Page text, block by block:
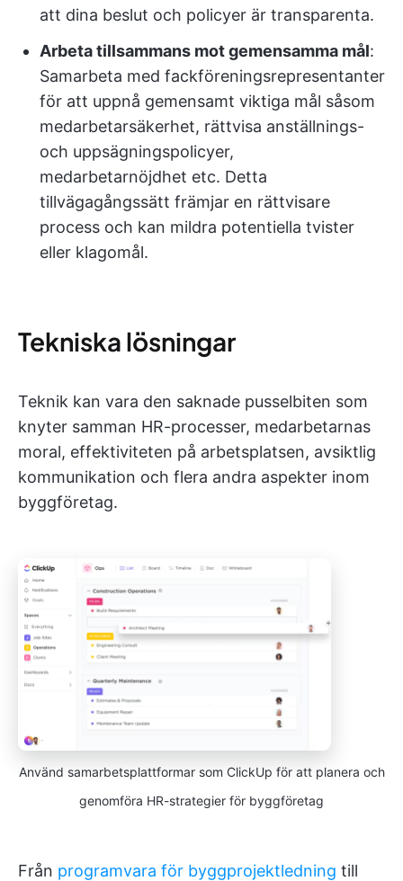
att dina beslut och policyer är transparenta.
Arbeta tillsammans mot gemensamma mål:
Samarbeta med fackföreningsrepresentanter
för att uppnå gemensamt viktiga mål såsom
medarbetarsäkerhet, rättvisa anställnings-
och uppsägningspolicyer,
medarbetarnöjdhet etc. Detta
tillvägagångssätt främjar en rättvisare
process och kan mildra potentiella tvister
eller klagomål.
Tekniska lösningar
Teknik kan vara den saknade pusselbiten som
knyter samman HR-processer, medarbetarnas
moral, effektiviteten på arbetsplatsen, avsiktlig
kommunikation och flera andra aspekter inom
byggföretag.
Använd samarbetsplattformar som ClickUp för att planera och
genomföra HR-strategier för byggföretag
Från programvara för byggprojektledning till